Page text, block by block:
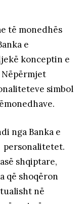
të monedhës
e
konceptin e
simbol
nga Banka e
personalitetet.
shqiptare,
që shoqëron
në